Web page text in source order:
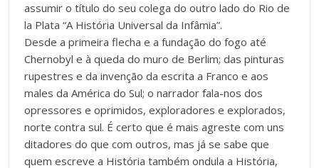
assumir o título do seu colega do outro lado do Rio de
la Plata “A História Universal da Infâmia”.
Desde a primeira flecha e a fundação do fogo até
Chernobyl e à queda do muro de Berlim; das pinturas
rupestres e da invenção da escrita a Franco e aos
males da América do Sul; o narrador fala-nos dos
opressores e oprimidos, exploradores e explorados,
norte contra sul. É certo que é mais agreste com uns
ditadores do que com outros, mas já se sabe que
quem escreve a História também ondula a História,